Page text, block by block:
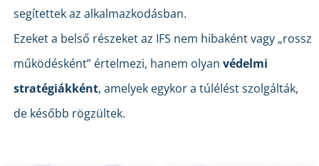
segítettek az alkalmazkodásban.
Ezeket a belső részeket az IFS nem hibaként vagy „rossz
működésként” értelmezi, hanem olyan védelmi
stratégiákként, amelyek egykor a túlélést szolgálták,
de később rögzültek.